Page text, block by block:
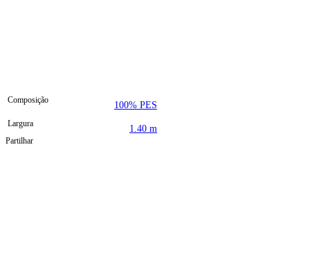
Composição 100% PES
Largura 1.40 m
Partilhar